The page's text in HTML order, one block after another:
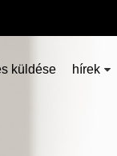
küldése hírek